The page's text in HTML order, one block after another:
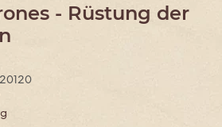
- Rüstung der